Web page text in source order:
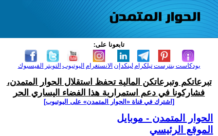
تابعونا على:
الفيسبوك التويتر اليوتيوب الانستغرام لينكدإن تيلكرامبنترست بودكاست
تبرعاتكم وتبرعاتكن المالية تحفظ استقلال الحوار المتمدن،
فشاركونا في دعم استمرارية هذا الفضاء اليساري الحر
[اشترك في قناة ‫«الحوار المتمدن» على اليوتيوب]
الحوار المتمدن - موبايل
الموقع الرئيسي